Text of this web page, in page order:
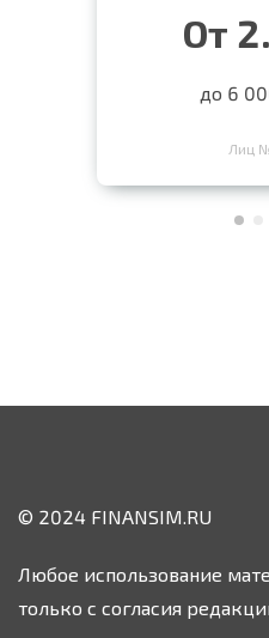
От
до 6
Лиц
© 2024 FINANSIM.RU
Любое использование
только с согласия